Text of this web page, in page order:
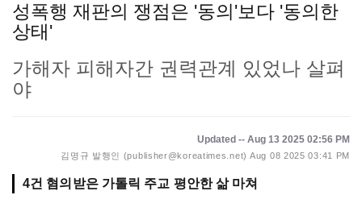
성폭행 재판의 쟁점은 '동의'보다 '동의한
상태'
가해자 피해자간 권력관계 있었나 살펴
야
Updated -- Aug 13 2025 02:56 PM
김명규 발행인 (publisher@koreatimes.net) Aug 08 2025 03:41 PM
4건 혐의받은 가톨릭 주교 평안한 삶 마쳐